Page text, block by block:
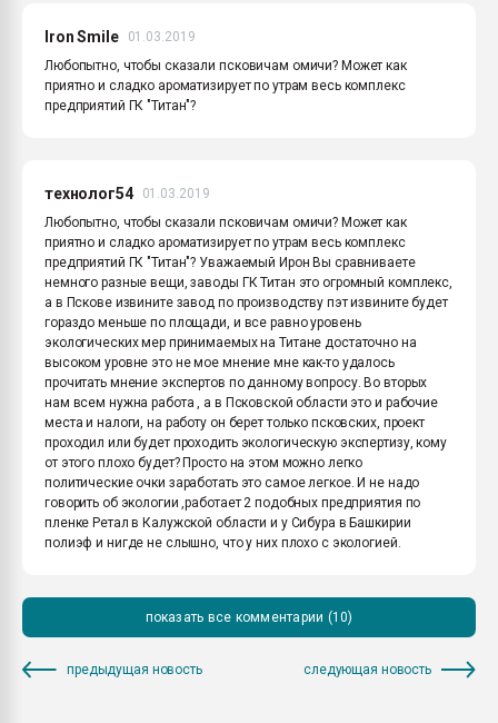
Iron Smile
01.03.2019
Любопытно, чтобы сказали псковичам омичи? Может как
приятно и сладко ароматизирует по утрам весь комплекс
предприятий ГК "Титан"?
технолог54
01.03.2019
Любопытно, чтобы сказали псковичам омичи? Может как
приятно и сладко ароматизирует по утрам весь комплекс
предприятий ГК "Титан"? Уважаемый Ирон Вы сравниваете
немного разные вещи, заводы ГК Титан это огромный комплекс,
а в Пскове извините завод по производству пэт извините будет
гораздо меньше по площади, и все равно уровень
экологических мер принимаемых на Титане достаточно на
высоком уровне это не мое мнение мне как-то удалось
прочитать мнение экспертов по данному вопросу. Во вторых
нам всем нужна работа , а в Псковской области это и рабочие
места и налоги, на работу он берет только псковских, проект
проходил или будет проходить экологическую экспертизу, кому
от этого плохо будет? Просто на этом можно легко
политические очки заработать это самое легкое. И не надо
говорить об экологии ,работает 2 подобных предприятия по
пленке Ретал в Калужской области и у Сибура в Башкирии
полиэф и нигде не слышно, что у них плохо с экологией.
показать все комментарии (10)
предыдущая новость следующая новость